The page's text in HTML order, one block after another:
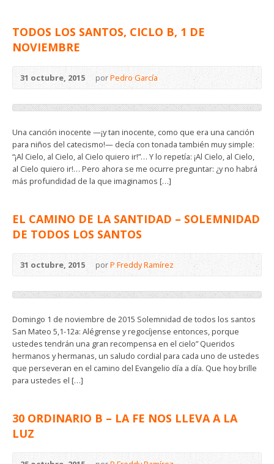
TODOS LOS SANTOS, CICLO B, 1 DE
NOVIEMBRE
31 octubre, 2015 porPedro García
Una canción inocente —¡y tan inocente, como que era una canción
para niños del catecismo!— decía con tonada también muy simple:
“¡Al Cielo, al Cielo, al Cielo quiero ir!”… Y lo repetía: ¡Al Cielo, al Cielo,
al Cielo quiero ir!… Pero ahora se me ocurre preguntar: ¿y no habrá
más profundidad de la que imaginamos […]
EL CAMINO DE LA SANTIDAD – SOLEMNIDAD
DE TODOS LOS SANTOS
31 octubre, 2015 porP Freddy Ramírez
Domingo 1 de noviembre de 2015 Solemnidad de todos los santos
San Mateo 5,1-12a: Alégrense y regocíjense entonces, porque
ustedes tendrán una gran recompensa en el cielo” Queridos
hermanos y hermanas, un saludo cordial para cada uno de ustedes
que perseveran en el camino del Evangelio día a día. Que hoy brille
para ustedes el […]
30 ORDINARIO B – LA FE NOS LLEVA A LA
LUZ